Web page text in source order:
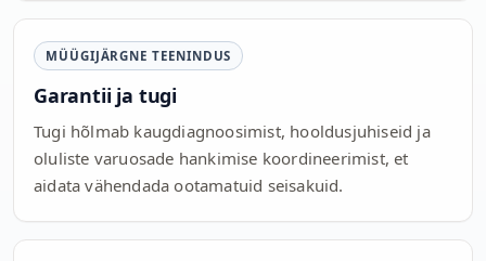
MÜÜGIJÄRGNE TEENINDUS
Garantii ja tugi
Tugi hõlmab kaugdiagnoosimist, hooldusjuhiseid ja
oluliste varuosade hankimise koordineerimist, et
aidata vähendada ootamatuid seisakuid.